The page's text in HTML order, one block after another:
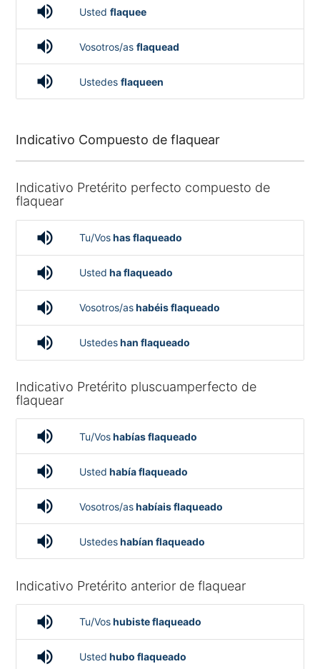
volume_up Usted flaquee
volume_up Vosotros/as flaquead
volume_up Ustedes flaqueen
Indicativo Compuesto de flaquear
Indicativo Pretérito perfecto compuesto de
flaquear
volume_up Tu/Voshas flaqueado
volume_up Usted ha flaqueado
volume_up Vosotros/ashabéis flaqueado
volume_up Ustedeshan flaqueado
Indicativo Pretérito pluscuamperfecto de
flaquear
volume_up Tu/Voshabías flaqueado
volume_up Usted había flaqueado
volume_up Vosotros/ashabíais flaqueado
volume_up Ustedeshabían flaqueado
Indicativo Pretérito anterior de flaquear
volume_up Tu/Voshubiste flaqueado
volume_up Usted hubo flaqueado